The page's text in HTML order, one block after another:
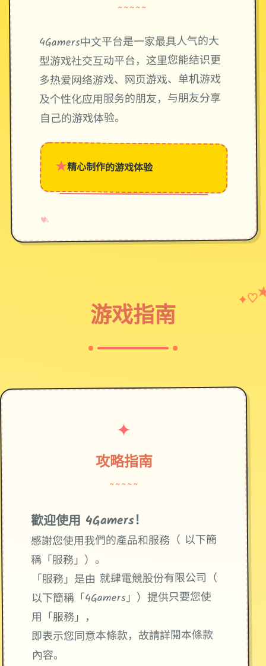
~~~~~
4Gamers中文平台是一家最具人气的大
型游戏社交互动平台，这里您能结识更
多热爱网络游戏、网页游戏、单机游戏
及个性化应用服务的朋友，与朋友分享
自己的游戏体验。
★精心制作的游戏体验
♥
✧
→
游戏指南
✦♡
✦
攻略指南
~~~~~
歡迎使用 4Gamers！
感謝您使用我們的產品和服務（ 以下簡
稱「服務」）。
「服務」是由 就肆電競股份有限公司（
以下簡稱「4Gamers」）提供只要您使
用「服務」，
即表示您同意本條款，故請詳閱本條款
內容。